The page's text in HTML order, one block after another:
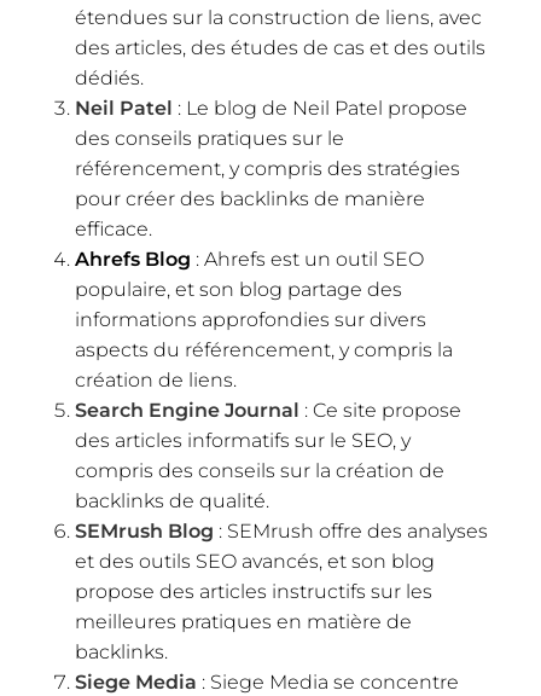
étendues sur la construction de liens, avec
des articles, des études de cas et des outils
dédiés.
Neil Patel : Le blog de Neil Patel propose
des conseils pratiques sur le
référencement, y compris des stratégies
pour créer des backlinks de manière
efficace.
Ahrefs Blog : Ahrefs est un outil SEO
populaire, et son blog partage des
informations approfondies sur divers
aspects du référencement, y compris la
création de liens.
Search Engine Journal : Ce site propose
des articles informatifs sur le SEO, y
compris des conseils sur la création de
backlinks de qualité.
SEMrush Blog : SEMrush offre des analyses
et des outils SEO avancés, et son blog
propose des articles instructifs sur les
meilleures pratiques en matière de
backlinks.
Siege Media : Siege Media se concentre